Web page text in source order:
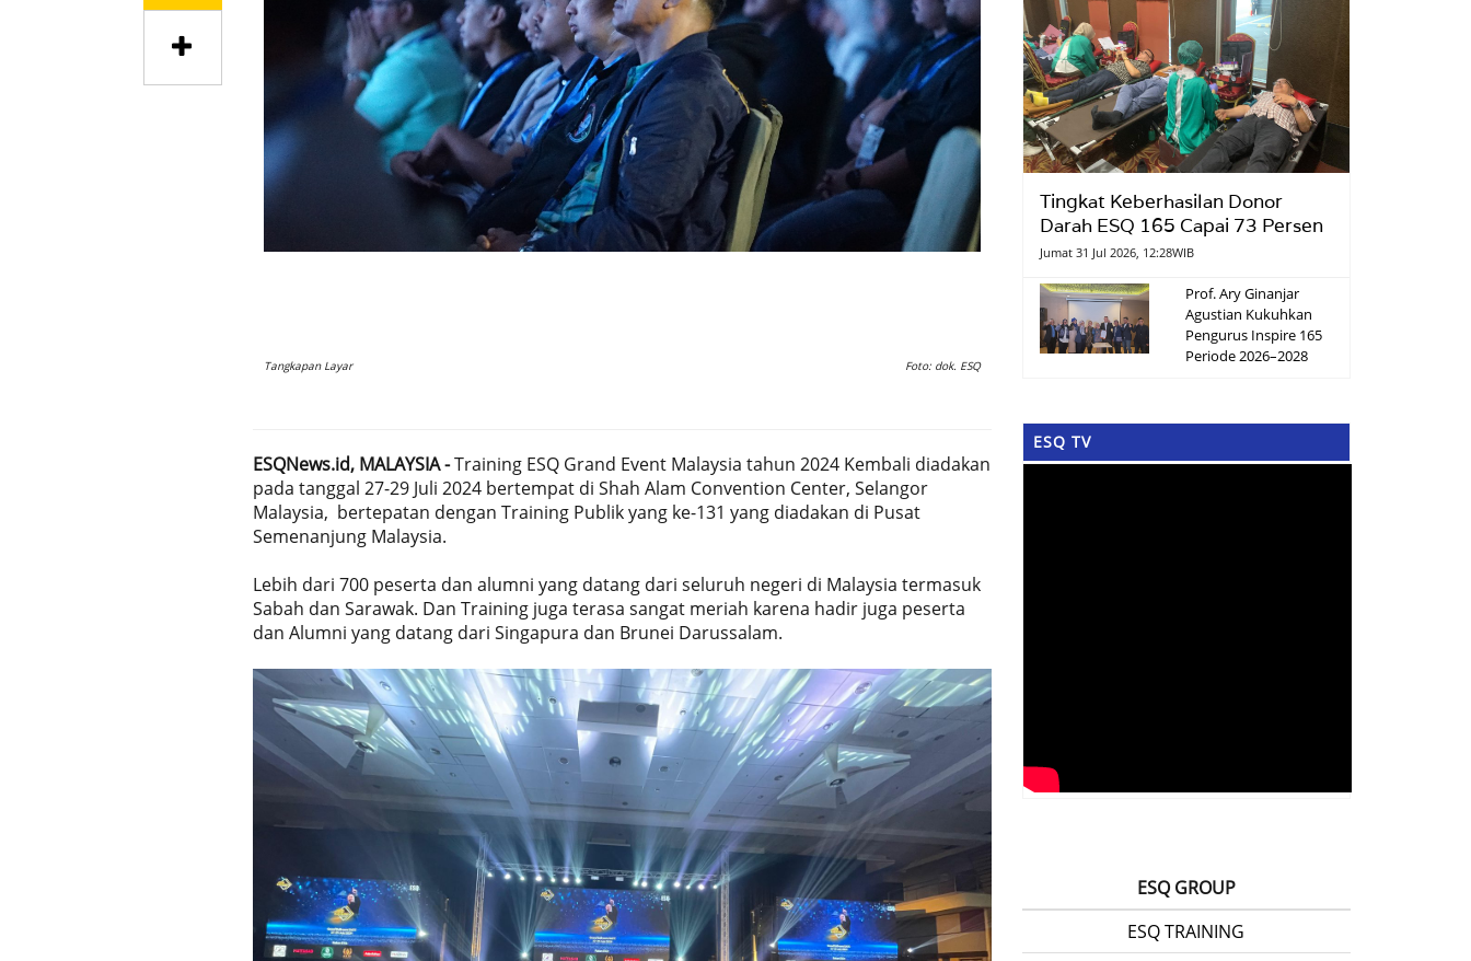
Tangkapan Layar Foto: dok. ESQ
ESQNews.id, MALAYSIA -Training ESQ Grand Event Malaysia tahun 2024 Kembali diadakan
pada tanggal 27-29 Juli 2024 bertempat di Shah Alam Convention Center, Selangor
Malaysia, bertepatan dengan Training Publik yang ke-131 yang diadakan di Pusat
Semenanjung Malaysia.
Lebih dari 700 peserta dan alumni yang datang dari seluruh negeri di Malaysia termasuk
Sabah dan Sarawak. Dan Training juga terasa sangat meriah karena hadir juga peserta
dan Alumni yang datang dari Singapura dan Brunei Darussalam.
Tingkat Keberhasilan Donor
Darah ESQ 165 Capai 73 Persen
Jumat 31 Jul 2026, 12:28WIB
Prof. Ary Ginanjar
Agustian Kukuhkan
Pengurus Inspire 165
Periode 2026–2028
ESQ TV
ESQ GROUP
ESQ TRAINING